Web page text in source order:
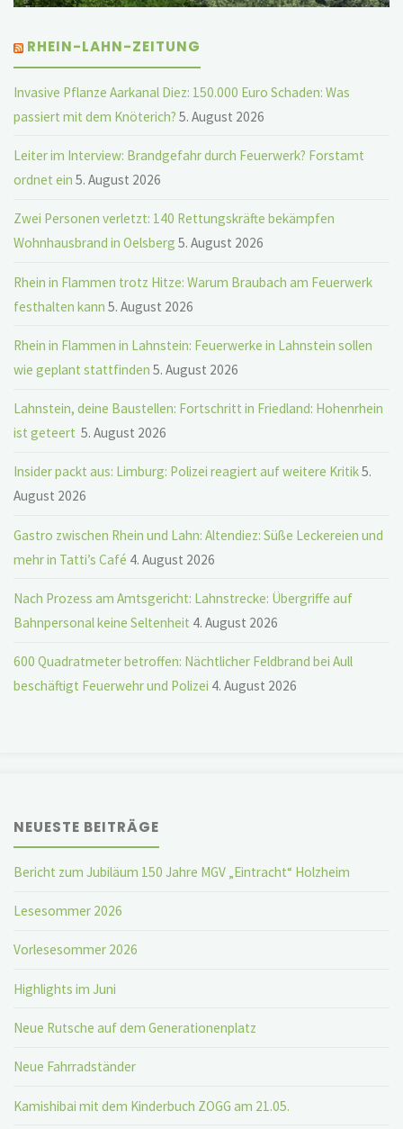
RHEIN-LAHN-ZEITUNG
Invasive Pflanze Aarkanal Diez: 150.000 Euro Schaden: Was
passiert mit dem Knöterich? 5. August 2026
Leiter im Interview: Brandgefahr durch Feuerwerk? Forstamt
ordnet ein 5. August 2026
Zwei Personen verletzt: 140 Rettungskräfte bekämpfen
Wohnhausbrand in Oelsberg 5. August 2026
Rhein in Flammen trotz Hitze: Warum Braubach am Feuerwerk
festhalten kann 5. August 2026
Rhein in Flammen in Lahnstein: Feuerwerke in Lahnstein sollen
wie geplant stattfinden 5. August 2026
Lahnstein, deine Baustellen: Fortschritt in Friedland: Hohenrhein
ist geteert 5. August 2026
Insider packt aus: Limburg: Polizei reagiert auf weitere Kritik5.
August 2026
Gastro zwischen Rhein und Lahn: Altendiez: Süße Leckereien und
mehr in Tatti’s Café 4. August 2026
Nach Prozess am Amtsgericht: Lahnstrecke: Übergriffe auf
Bahnpersonal keine Seltenheit 4. August 2026
600 Quadratmeter betroffen: Nächtlicher Feldbrand bei Aull
beschäftigt Feuerwehr und Polizei 4. August 2026
NEUESTE BEITRÄGE
Bericht zum Jubiläum 150 Jahre MGV „Eintracht“ Holzheim
Lesesommer 2026
Vorlesesommer 2026
Highlights im Juni
Neue Rutsche auf dem Generationenplatz
Neue Fahrradständer
Kamishibai mit dem Kinderbuch ZOGG am 21.05.